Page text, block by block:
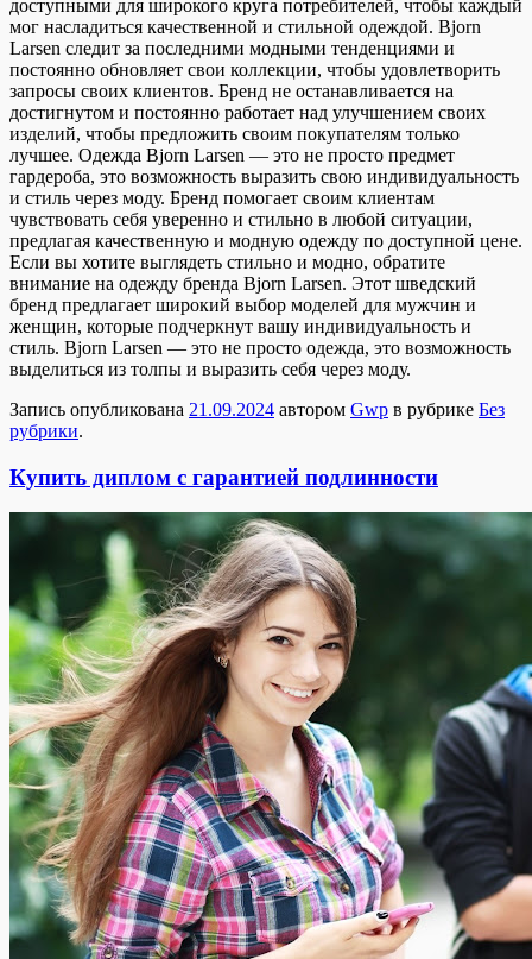
доступными для широкого круга потребителей, чтобы каждый
мог насладиться качественной и стильной одеждой. Bjorn
Larsen следит за последними модными тенденциями и
постоянно обновляет свои коллекции, чтобы удовлетворить
запросы своих клиентов. Бренд не останавливается на
достигнутом и постоянно работает над улучшением своих
изделий, чтобы предложить своим покупателям только
лучшее. Одежда Bjorn Larsen — это не просто предмет
гардероба, это возможность выразить свою индивидуальность
и стиль через моду. Бренд помогает своим клиентам
чувствовать себя уверенно и стильно в любой ситуации,
предлагая качественную и модную одежду по доступной цене.
Если вы хотите выглядеть стильно и модно, обратите
внимание на одежду бренда Bjorn Larsen. Этот шведский
бренд предлагает широкий выбор моделей для мужчин и
женщин, которые подчеркнут вашу индивидуальность и
стиль. Bjorn Larsen — это не просто одежда, это возможность
выделиться из толпы и выразить себя через моду.
Запись опубликована 21.09.2024 автором Gwp в рубрике Без
рубрики.
Купить диплом с гарантией подлинности